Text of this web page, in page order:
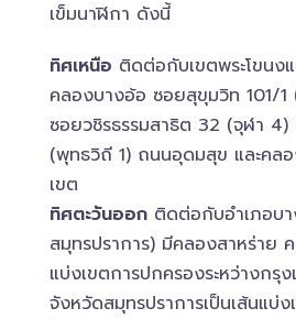
เข็มนาฬิกา ดังนี้
ทิศเหนือ ติดต่อกับเขตพระโขนงแ
คลองบางอ้อ ซอยสุขุมวิท 101/1
ซอยวชิรธรรมสาธิต 32 (จุฬา
(พุทธวิถี 1) ถนนอุดมสุข และคลอ
เขต
ทิศตะวันออก ติดต่อกับอำเภอบ
สมุทรปราการ) มีคลองสาหร่าย
แบ่งเขตการปกครองระหว่างกรุ
จังหวัดสมุทรปราการเป็นเส้นแบ่ง